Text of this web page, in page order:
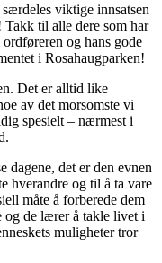
viktige innsatsen
til alle dere som har
og hans gode
i Rosahaugparken!
Det er alltid like
av det morsomste vi
spesielt – nærmest i
dagene, det er den evnen
hverandre og til å ta vare
måte å forberede dem
og de lærer å takle livet i
muligheter tror